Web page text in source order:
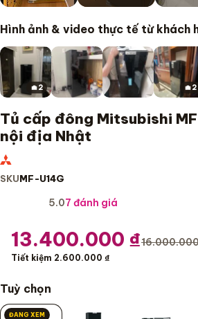
Hình ảnh & video thực tế từ khách
2 2
Tủ cấp đông Mitsubishi
nội địa Nhật
SKUMF-U14G
5.07 đánh giá
13.400.000 ₫
Tiết kiệm 2.600.000 ₫
Tuỳ chọn
ĐANG XEM